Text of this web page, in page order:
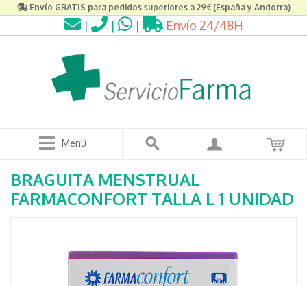
Envío GRATIS para pedidos superiores a 29€ (España y Andorra)
| | | Envío 24/48H
Menú
BRAGUITA MENSTRUAL
FARMACONFORT TALLA L 1 UNIDAD